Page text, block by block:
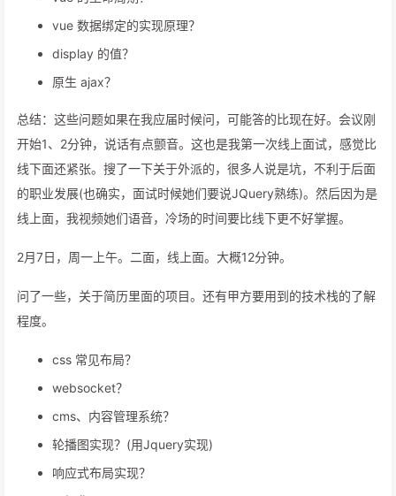
vue 数据绑定的实现原理？
display 的值？
原生 ajax？
总结：这些问题如果在我应届时候问，可能答的比现在好。会议刚
开始1、2分钟，说话有点颤音。这也是我第一次线上面试，感觉比
线下面还紧张。搜了一下关于外派的，很多人说是坑，不利于后面
的职业发展(也确实，面试时候她们要说JQuery熟练)。然后因为是
线上面，我视频她们语音，冷场的时间要比线下更不好掌握。
2月7日，周一上午。二面，线上面。大概12分钟。
问了一些，关于简历里面的项目。还有甲方要用到的技术栈的了解
程度。
css 常见布局？
websocket？
cms、内容管理系统？
轮播图实现？(用Jquery实现)
响应式布局实现？